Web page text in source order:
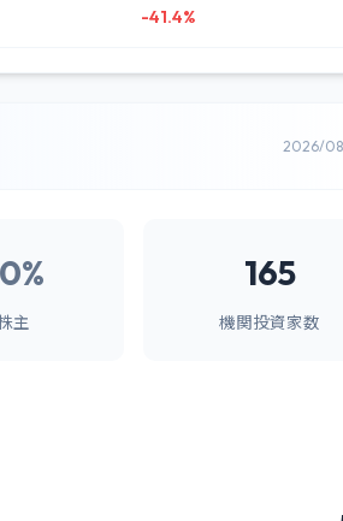
-41.4%
2026/
主
165
機関投資家数